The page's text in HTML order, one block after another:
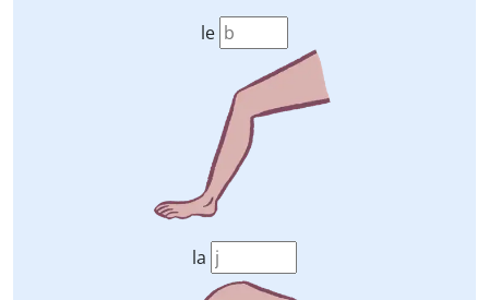
le
la